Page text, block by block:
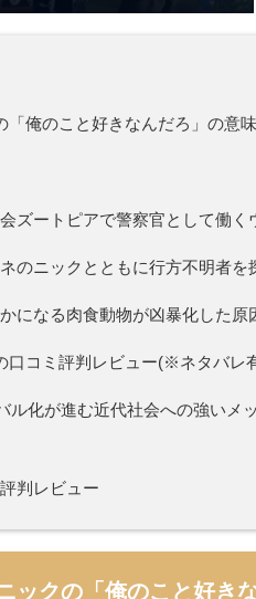
俺のこと好きなんだろ」の意
ズートピアで警察官として働く
のニックとともに行方不明者を
になる肉食動物が凶暴化した原
口コミ評判レビュー(※ネタバレ
化が進む近代社会への強いメ
判レビュー
ックの「俺のこと好き